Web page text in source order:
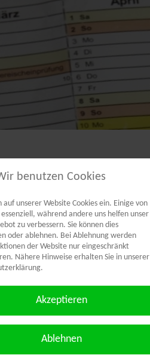
benutzen Cookies
auf unserer Website Cookies ein. Einige von
essenziell, während andere uns helfen unser
zu verbessern. Sie können dies
oder ablehnen. Bei Ablehnung werden
der Website nur eingeschränkt
Nähere Hinweise erhalten Sie in unserer
Akzeptieren
Ablehnen